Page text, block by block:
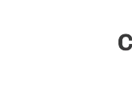
Vivo